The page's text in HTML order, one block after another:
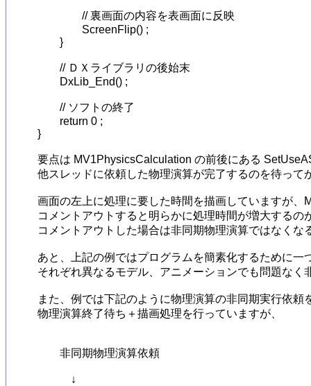
}
要点は MV1PhysicsCalculation の前後にある
他スレッドに依頼した物理演算が完了するのを待って
画面の左上に処理に要した時間を描画していますが
コメントアウトすると明らかに処理時間が増大する
コメントアウトした場合は非同期物理演算ではなくな
あと、上記の例ではプログラムを簡素化するために
それぞれ異なるモデル、アニメーションでも問題なく
また、例では下記のように物理演算の非同期実行依
物理演算終了待ち＋描画処理を行っていますが、